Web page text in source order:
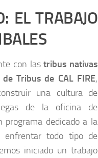
EL TRABAJO
con lastribus nativas
Tribus de CAL FIRE,
una cultura de
de la oficina de
programa dedicado a la
enfrentar todo tipo de
iniciado un trabajo